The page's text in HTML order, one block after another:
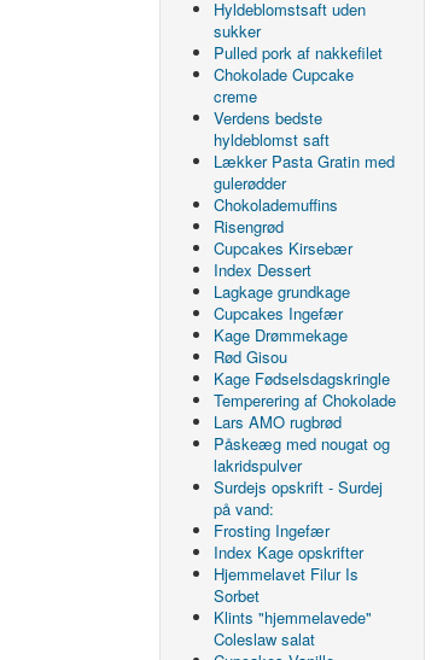
Hyldeblomstsaft uden
sukker
Pulled pork af nakkefilet
Chokolade Cupcake
creme
Verdens bedste
hyldeblomst saft
Lækker Pasta Gratin med
gulerødder
Chokolademuffins
Risengrød
Cupcakes Kirsebær
Index Dessert
Lagkage grundkage
Cupcakes Ingefær
Kage Drømmekage
Rød Gisou
Kage Fødselsdagskringle
Temperering af Chokolade
Lars AMO rugbrød
Påskeæg med nougat og
lakridspulver
Surdejs opskrift - Surdej
på vand:
Frosting Ingefær
Index Kage opskrifter
Hjemmelavet Filur Is
Sorbet
Klints "hjemmelavede"
Coleslaw salat